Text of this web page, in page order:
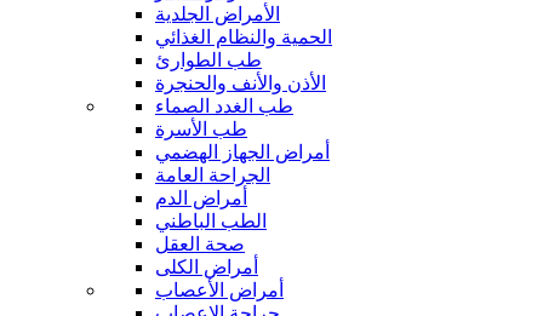
الأمراض الجلدية
الحمية والنظام الغذائي
طب الطوارئ
الأذن والأنف والحنجرة
طب الغدد الصماء
طب الأسرة
أمراض الجهاز الهضمي
الجراحة العامة
أمراض الدم
الطب الباطني
صحة العقل
أمراض الكلى
أمراض الأعصاب